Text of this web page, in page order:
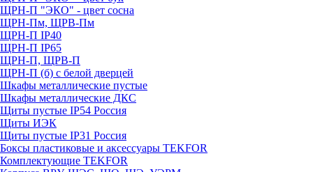
ЩРН-П "ЭКО" - цвет сосна
ЩРН-Пм, ЩРВ-Пм
ЩРН-П IP40
ЩРН-П IP65
ЩРН-П, ЩРВ-П
ЩРН-П (б) с белой дверцей
Шкафы металлические пустые
Шкафы металлические ДКС
Щиты пустые IP54 Россия
Щиты ИЭК
Щиты пустые IP31 Россия
Боксы пластиковые и аксессуары TEKFOR
Комплектующие TEKFOR